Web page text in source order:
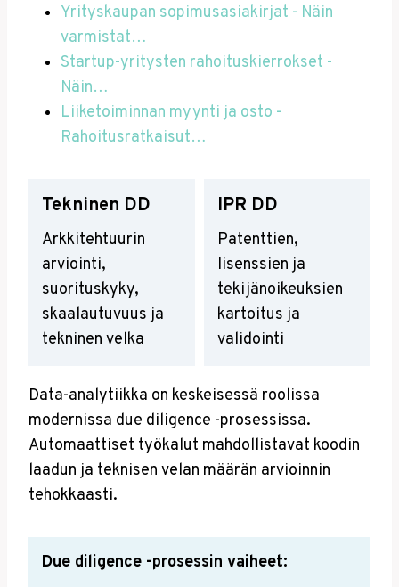
Yrityskaupan sopimusasiakirjat - Näin
varmistat…
Startup-yritysten rahoituskierrokset -
Näin…
Liiketoiminnan myynti ja osto -
Rahoitusratkaisut…
Tekninen DD
Arkkitehtuurin
arviointi,
suorituskyky,
skaalautuvuus ja
tekninen velka
IPR DD
Patenttien,
lisenssien ja
tekijänoikeuksien
kartoitus ja
validointi
Data-analytiikka on keskeisessä roolissa
modernissa due diligence -prosessissa.
Automaattiset työkalut mahdollistavat koodin
laadun ja teknisen velan määrän arvioinnin
tehokkaasti.
Due diligence -prosessin vaiheet: